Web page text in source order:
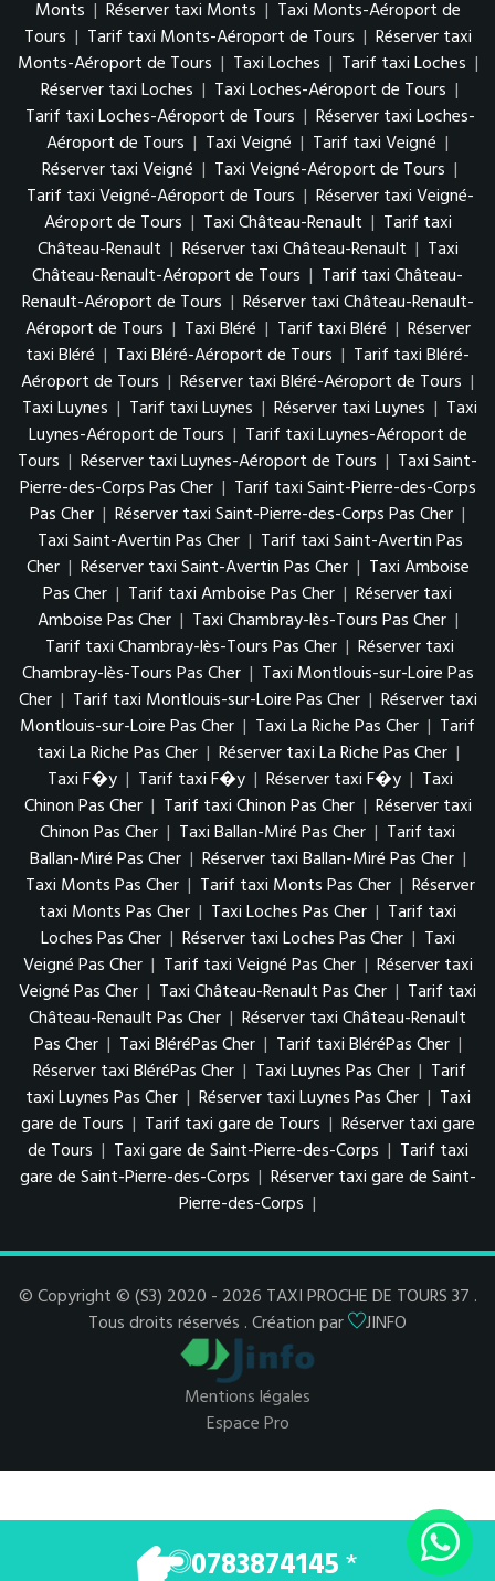
Monts | Réserver taxi Monts | Taxi Monts-Aéroport de
Tours | Tarif taxi Monts-Aéroport de Tours | Réserver taxi
Monts-Aéroport de Tours | Taxi Loches | Tarif taxi Loches |
Réserver taxi Loches | Taxi Loches-Aéroport de Tours |
Tarif taxi Loches-Aéroport de Tours | Réserver taxi Loches-
Aéroport de Tours | Taxi Veigné | Tarif taxi Veigné |
Réserver taxi Veigné | Taxi Veigné-Aéroport de Tours |
Tarif taxi Veigné-Aéroport de Tours | Réserver taxi Veigné-
Aéroport de Tours | Taxi Château-Renault | Tarif taxi
Château-Renault | Réserver taxi Château-Renault | Taxi
Château-Renault-Aéroport de Tours | Tarif taxi Château-
Renault-Aéroport de Tours | Réserver taxi Château-Renault-
Aéroport de Tours | Taxi Bléré | Tarif taxi Bléré | Réserver
taxi Bléré | Taxi Bléré-Aéroport de Tours | Tarif taxi Bléré-
Aéroport de Tours | Réserver taxi Bléré-Aéroport de Tours |
Taxi Luynes | Tarif taxi Luynes | Réserver taxi Luynes | Taxi
Luynes-Aéroport de Tours | Tarif taxi Luynes-Aéroport de
Tours | Réserver taxi Luynes-Aéroport de Tours | Taxi Saint-
Pierre-des-Corps Pas Cher | Tarif taxi Saint-Pierre-des-Corps
Pas Cher | Réserver taxi Saint-Pierre-des-Corps Pas Cher |
Taxi Saint-Avertin Pas Cher | Tarif taxi Saint-Avertin Pas
Cher | Réserver taxi Saint-Avertin Pas Cher | Taxi Amboise
Pas Cher | Tarif taxi Amboise Pas Cher | Réserver taxi
Amboise Pas Cher | Taxi Chambray-lès-Tours Pas Cher |
Tarif taxi Chambray-lès-Tours Pas Cher | Réserver taxi
Chambray-lès-Tours Pas Cher | Taxi Montlouis-sur-Loire Pas
Cher | Tarif taxi Montlouis-sur-Loire Pas Cher | Réserver taxi
Montlouis-sur-Loire Pas Cher | Taxi La Riche Pas Cher | Tarif
taxi La Riche Pas Cher | Réserver taxi La Riche Pas Cher |
Taxi F�y | Tarif taxi F�y | Réserver taxi F�y | Taxi
Chinon Pas Cher | Tarif taxi Chinon Pas Cher | Réserver taxi
Chinon Pas Cher | Taxi Ballan-Miré Pas Cher | Tarif taxi
Ballan-Miré Pas Cher | Réserver taxi Ballan-Miré Pas Cher |
Taxi Monts Pas Cher | Tarif taxi Monts Pas Cher | Réserver
taxi Monts Pas Cher | Taxi Loches Pas Cher | Tarif taxi
Loches Pas Cher | Réserver taxi Loches Pas Cher | Taxi
Veigné Pas Cher | Tarif taxi Veigné Pas Cher | Réserver taxi
Veigné Pas Cher | Taxi Château-Renault Pas Cher | Tarif taxi
Château-Renault Pas Cher | Réserver taxi Château-Renault
Pas Cher | Taxi BléréPas Cher | Tarif taxi BléréPas Cher |
Réserver taxi BléréPas Cher | Taxi Luynes Pas Cher | Tarif
taxi Luynes Pas Cher | Réserver taxi Luynes Pas Cher | Taxi
gare de Tours | Tarif taxi gare de Tours | Réserver taxi gare
de Tours | Taxi gare de Saint-Pierre-des-Corps | Tarif taxi
gare de Saint-Pierre-des-Corps | Réserver taxi gare de Saint-
Pierre-des-Corps |
© Copyright © (S3) 2020 - 2026 TAXI PROCHE DE TOURS 37 .
Tous droits réservés . Création par
JINFO
Mentions légales
Espace Pro
0783874145*